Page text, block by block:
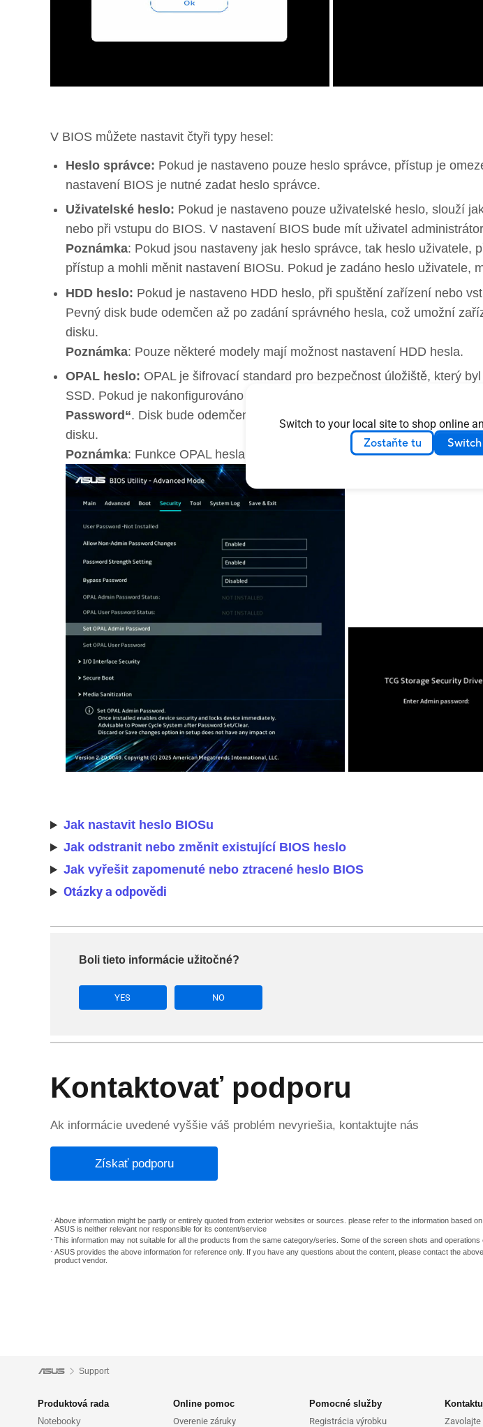
Switch to your local site to shop online
Zostaňte tu
V BIOS můžete nastavit čtyři typy hesel:
Heslo správce: Pokud je nastaveno pouze heslo správce, přístup je
nastavení BIOS je nutné zadat heslo správce.
Uživatelské heslo: Pokud je nastaveno pouze uživatelské heslo, slouží
nebo při vstupu do BIOS. V nastavení BIOS bude mít uživatel
Poznámka: Pokud jsou nastaveny jak heslo správce, tak heslo
přístup a mohli měnit nastavení BIOSu. Pokud je zadáno heslo uživatele,
HDD heslo: Pokud je nastaveno HDD heslo, při spuštění zařízení nebo
Pevný disk bude odemčen až po zadání správného hesla, což umožní
disku.
Poznámka: Pouze některé modely mají možnost nastavení HDD hesla.
OPAL heslo: OPAL je šifrovací standard pro bezpečnost úložiště, který
SSD. Pokud je nakonfigurováno OPAL heslo, systém při spuštění nebo při
Password“. Disk bude odemčen pouze po zadání správného hesla, což
disku.
Poznámka: Funkce OPAL hesla je dostupná pouze u vybraných modelů.
Jak nastavit heslo BIOSu
Jak odstranit nebo změnit existující BIOS heslo
Jak vyřešit zapomenuté nebo ztracené heslo BIOS
Otázky a odpovědi
Boli tieto informácie užitočné?
YES NO
Kontaktovať podporu
Ak informácie uvedené vyššie váš problém nevyriešia, kontaktujte nás
Získať podporu
Above information might be partly or entirely quoted from exterior websites or sources. please refer to the information
ASUS is neither relevant nor responsible for its content/service
This information may not suitable for all the products from the same category/series. Some of the screen shots and
ASUS provides the above information for reference only. If you have any questions about the content, please contact the
product vendor.
Support
Produktová rada
Notebooky
Online pomoc
Overenie záruky
Pomocné služby
Registrácia výrobku
Zavolajte